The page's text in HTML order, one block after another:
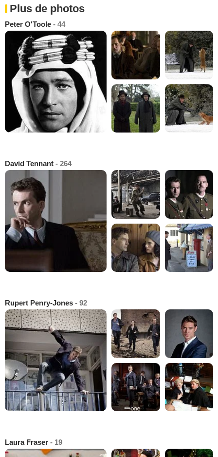
Plus de photos
Peter O'Toole - 44
David Tennant - 264
Rupert Penry-Jones - 92
Laura Fraser - 19